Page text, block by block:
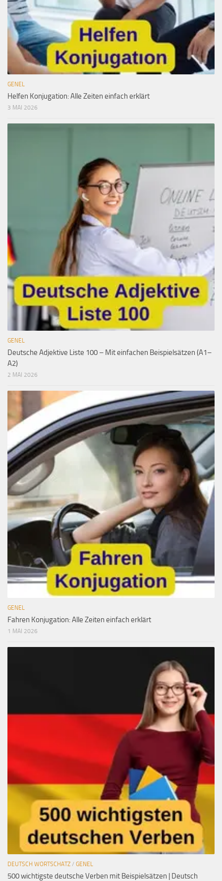
GENEL
Helfen Konjugation: Alle Zeiten einfach erklärt
3 MAI 2026
GENEL
Deutsche Adjektive Liste 100 – Mit einfachen Beispielsätzen (A1–
A2)
2 MAI 2026
GENEL
Fahren Konjugation: Alle Zeiten einfach erklärt
1 MAI 2026
DEUTSCH WORTSCHATZ / GENEL
500 wichtigste deutsche Verben mit Beispielsätzen | Deutsch